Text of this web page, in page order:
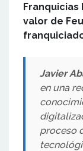
Franquicias
valor de
Javier
en una
proceso